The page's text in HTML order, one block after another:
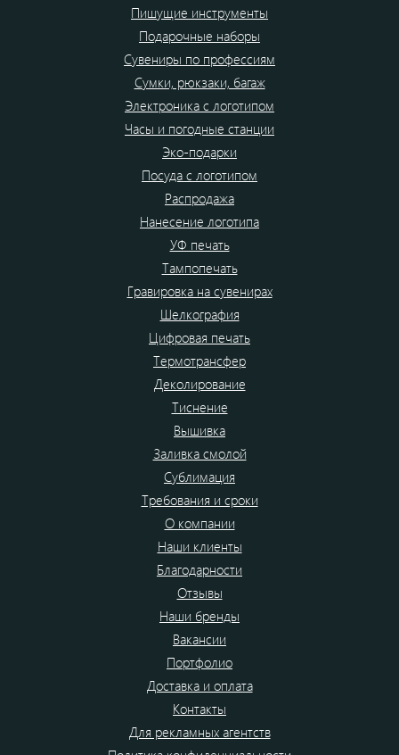
Пишущие инструменты
Подарочные наборы
Сувениры по профессиям
Сумки, рюкзаки, багаж
Электроника с логотипом
Часы и погодные станции
Эко-подарки
Посуда с логотипом
Распродажа
Нанесение логотипа
УФ печать
Тампопечать
Гравировка на сувенирах
Шелкография
Цифровая печать
Термотрансфер
Деколирование
Тиснение
Вышивка
Заливка смолой
Сублимация
Требования и сроки
О компании
Наши клиенты
Благодарности
Отзывы
Наши бренды
Вакансии
Портфолио
Доставка и оплата
Контакты
Для рекламных агентств